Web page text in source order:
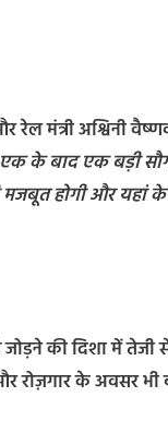
रेल मंत्री अश्विनी
एक के बाद एक बड़ी
होगी और यहां
की दिशा में
रोज़गार के अवसर